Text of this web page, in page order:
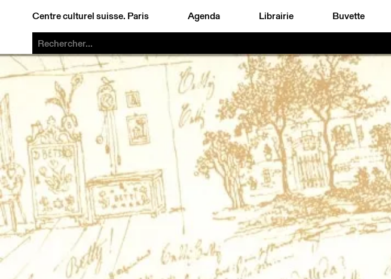
Centre culturel suisse. Paris Agenda Librairie Buvette